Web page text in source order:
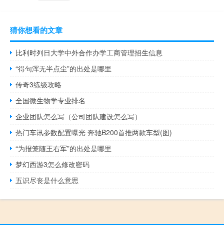
猜你想看的文章
比利时列日大学中外合作办学工商管理招生信息
“得句浑无半点尘”的出处是哪里
传奇3练级攻略
全国微生物学专业排名
企业团队怎么写（公司团队建设怎么写）
热门车讯参数配置曝光 奔驰B200首推两款车型(图)
“为报笼随王右军”的出处是哪里
梦幻西游3怎么修改密码
五识尽丧是什么意思